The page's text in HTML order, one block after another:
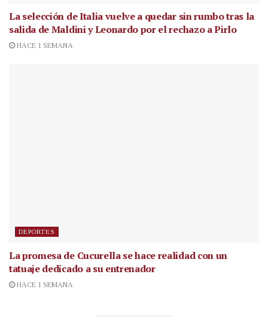
La selección de Italia vuelve a quedar sin rumbo tras la
salida de Maldini y Leonardo por el rechazo a Pirlo
HACE 1 SEMANA
DEPORTES
La promesa de Cucurella se hace realidad con un
tatuaje dedicado a su entrenador
HACE 1 SEMANA